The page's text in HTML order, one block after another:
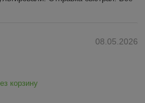
08.05.2026
корзину